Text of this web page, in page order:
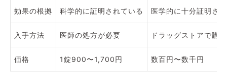
効果の根拠 科学的に証明されている 医学的に十分証明さ
入手方法 医師の処方が必要 ドラッグストアで購
価格 1錠900〜1,700円 数百円〜数千円